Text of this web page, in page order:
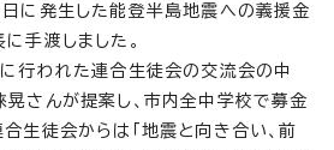
に発生した能登半島地震への義援金
手渡しました。
行われた連合生徒会の交流会の中
晃さんが提案し、市内全中学校で募金
生徒会からは「地震と向き合い、前